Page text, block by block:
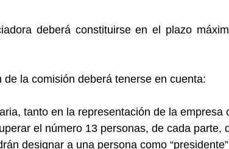
deberá constituirse en el plazo
de la comisión deberá tenerse en cuenta:
tanto en la representación de la
el número 13 personas, de cada parte,
designar a una persona como